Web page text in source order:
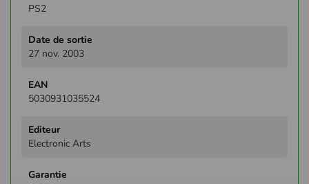
PS2
27 nov. 2003
5030931035524
Electronic Arts